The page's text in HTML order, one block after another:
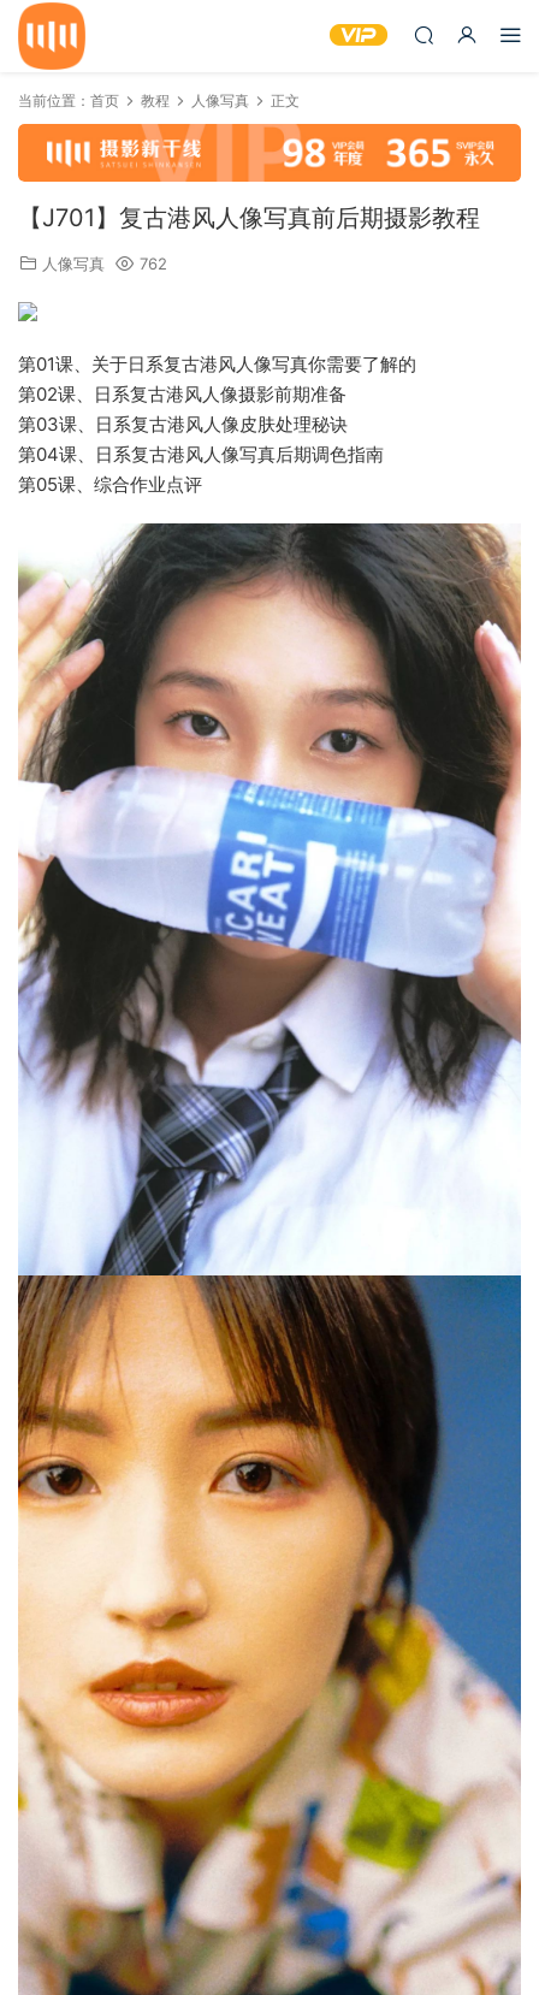
当前位置： 首页 教程 人像写真 正文
【J701】复古港风人像写真前后期摄影教程
人像写真 762
第01课、关于日系复古港风人像写真你需要了解的
第02课、日系复古港风人像摄影前期准备
第03课、日系复古港风人像皮肤处理秘诀
第04课、日系复古港风人像写真后期调色指南
第05课、综合作业点评